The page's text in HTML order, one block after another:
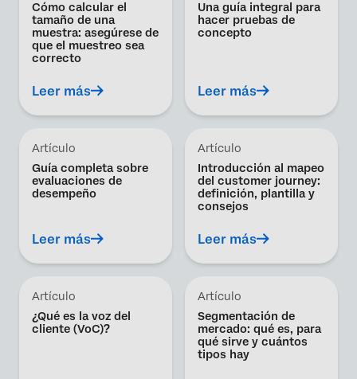
Cómo calcular el
tamaño de una
muestra: asegúrese de
que el muestreo sea
correcto
Leer más
Una guía integral para
hacer pruebas de
concepto
Leer más
Artículo
Guía completa sobre
evaluaciones de
desempeño
Leer más
Artículo
Introducción al mapeo
del customer journey:
definición, plantilla y
consejos
Leer más
Artículo
¿Qué es la voz del
cliente (VoC)?
Artículo
Segmentación de
mercado: qué es, para
qué sirve y cuántos
tipos hay